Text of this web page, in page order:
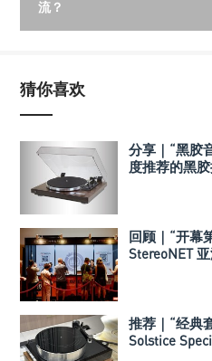
流？
猜你喜欢
分享｜“黑胶
度推荐的黑
回顾｜“开幕
StereoNET
推荐｜“经典
Solstice